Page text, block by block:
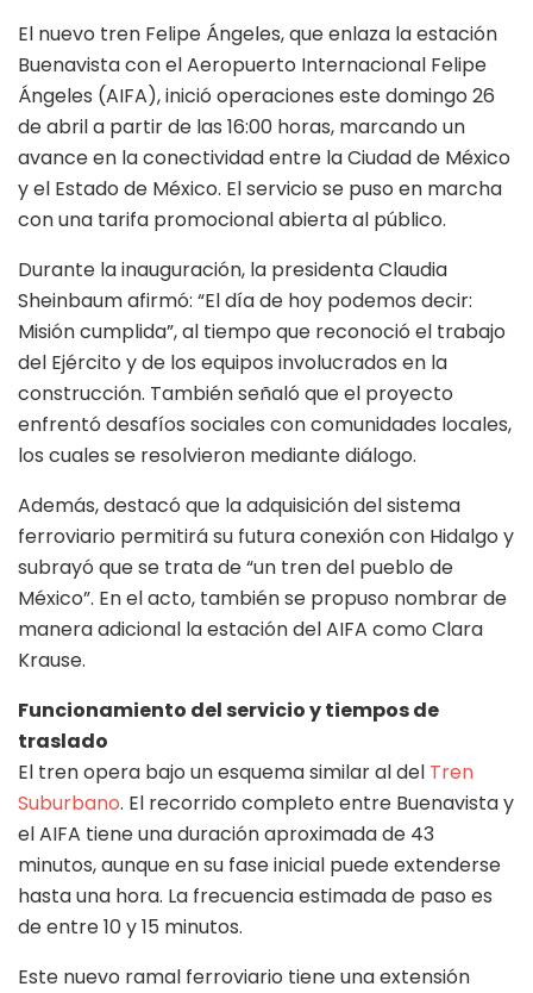
El nuevo tren Felipe Ángeles, que enlaza la estación
Buenavista con el Aeropuerto Internacional Felipe
Ángeles (AIFA), inició operaciones este domingo 26
de abril a partir de las 16:00 horas, marcando un
avance en la conectividad entre la Ciudad de México
y el Estado de México. El servicio se puso en marcha
con una tarifa promocional abierta al público.
Durante la inauguración, la presidenta Claudia
Sheinbaum afirmó: “El día de hoy podemos decir:
Misión cumplida”, al tiempo que reconoció el trabajo
del Ejército y de los equipos involucrados en la
construcción. También señaló que el proyecto
enfrentó desafíos sociales con comunidades locales,
los cuales se resolvieron mediante diálogo.
Además, destacó que la adquisición del sistema
ferroviario permitirá su futura conexión con Hidalgo y
subrayó que se trata de “un tren del pueblo de
México”. En el acto, también se propuso nombrar de
manera adicional la estación del AIFA como Clara
Krause.
Funcionamiento del servicio y tiempos de
traslado
El tren opera bajo un esquema similar al del Tren
Suburbano. El recorrido completo entre Buenavista y
el AIFA tiene una duración aproximada de 43
minutos, aunque en su fase inicial puede extenderse
hasta una hora. La frecuencia estimada de paso es
de entre 10 y 15 minutos.
Este nuevo ramal ferroviario tiene una extensión